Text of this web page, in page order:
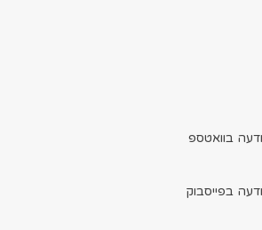
בוואטספ
בפייסבוק